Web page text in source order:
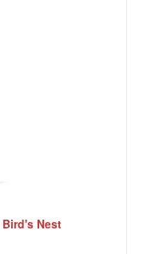
Bird's Nest شیر نارگیل ۳۱۵ میلی‌لیتر